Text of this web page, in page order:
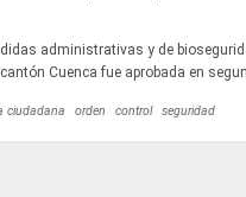
administrativas y de
Cuenca fue aprobada en
ciudadana orden control seguridad